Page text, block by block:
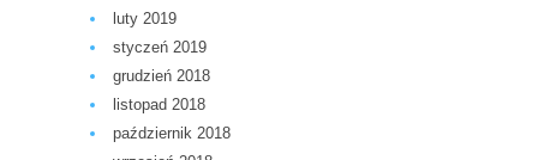
luty 2019
styczeń 2019
grudzień 2018
listopad 2018
październik 2018